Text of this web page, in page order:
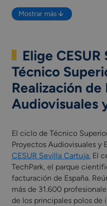
Planificación del
audiovisuales.
Planificación de la
eventos.
Procesos de regiduría
Medios técnicos
Inglés Profesional
Itinerario personal
Digitalización
(Grado Superior)
Sostenibilidad
Proyecto intermodular
de audiovisuales y
Módulo profesional
Comunidad Autónoma)
Mostrar más
Elige
Técnico
Realización
Audiovisuales
El ciclo de Técnico
Proyectos Audiovisuales y
CESUR Sevilla Cartuja. El
TechPark, el parque
facturación de España.
más de 31.600
de los principales polos de